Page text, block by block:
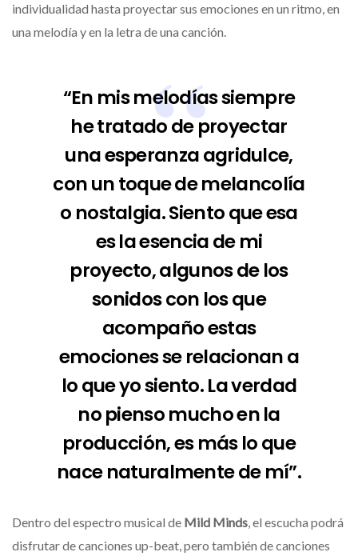
individualidad hasta proyectar sus emociones en un ritmo, en
una melodía y en la letra de una canción.
“En mis melodías siempre
he tratado de proyectar
una esperanza agridulce,
con un toque de melancolía
o nostalgia. Siento que esa
es la esencia de mi
proyecto, algunos de los
sonidos con los que
acompaño estas
emociones se relacionan a
lo que yo siento. La verdad
no pienso mucho en la
producción, es más lo que
nace naturalmente de mí”.
Dentro del espectro musical de Mild Minds, el escucha podrá
disfrutar de canciones up-beat, pero también de canciones